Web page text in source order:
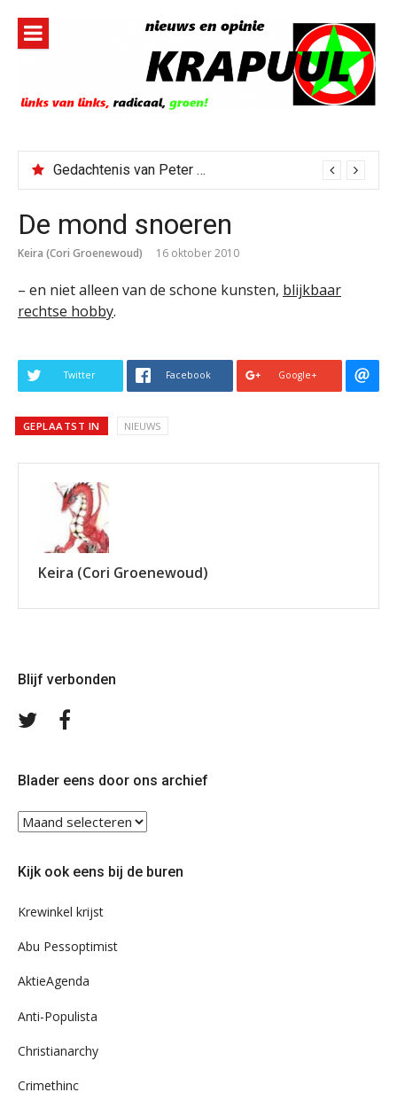
inhoud
Gedachtenis van Peter Faber
De mond snoeren
Keira (Cori Groenewoud) 16 oktober 2010
– en niet alleen van de schone kunsten, blijkbaar
rechtse hobby.
Twitter Facebook Google+
GEPLAATST IN NIEUWS
Keira (Cori Groenewoud)
Blijf verbonden
Volg
Blader eens door ons archief
Blader
eens
ons
Kijk ook eens bij de buren
Krewinkel krijst
Abu Pessoptimist
AktieAgenda
Anti-Populista
Christianarchy
Crimethinc